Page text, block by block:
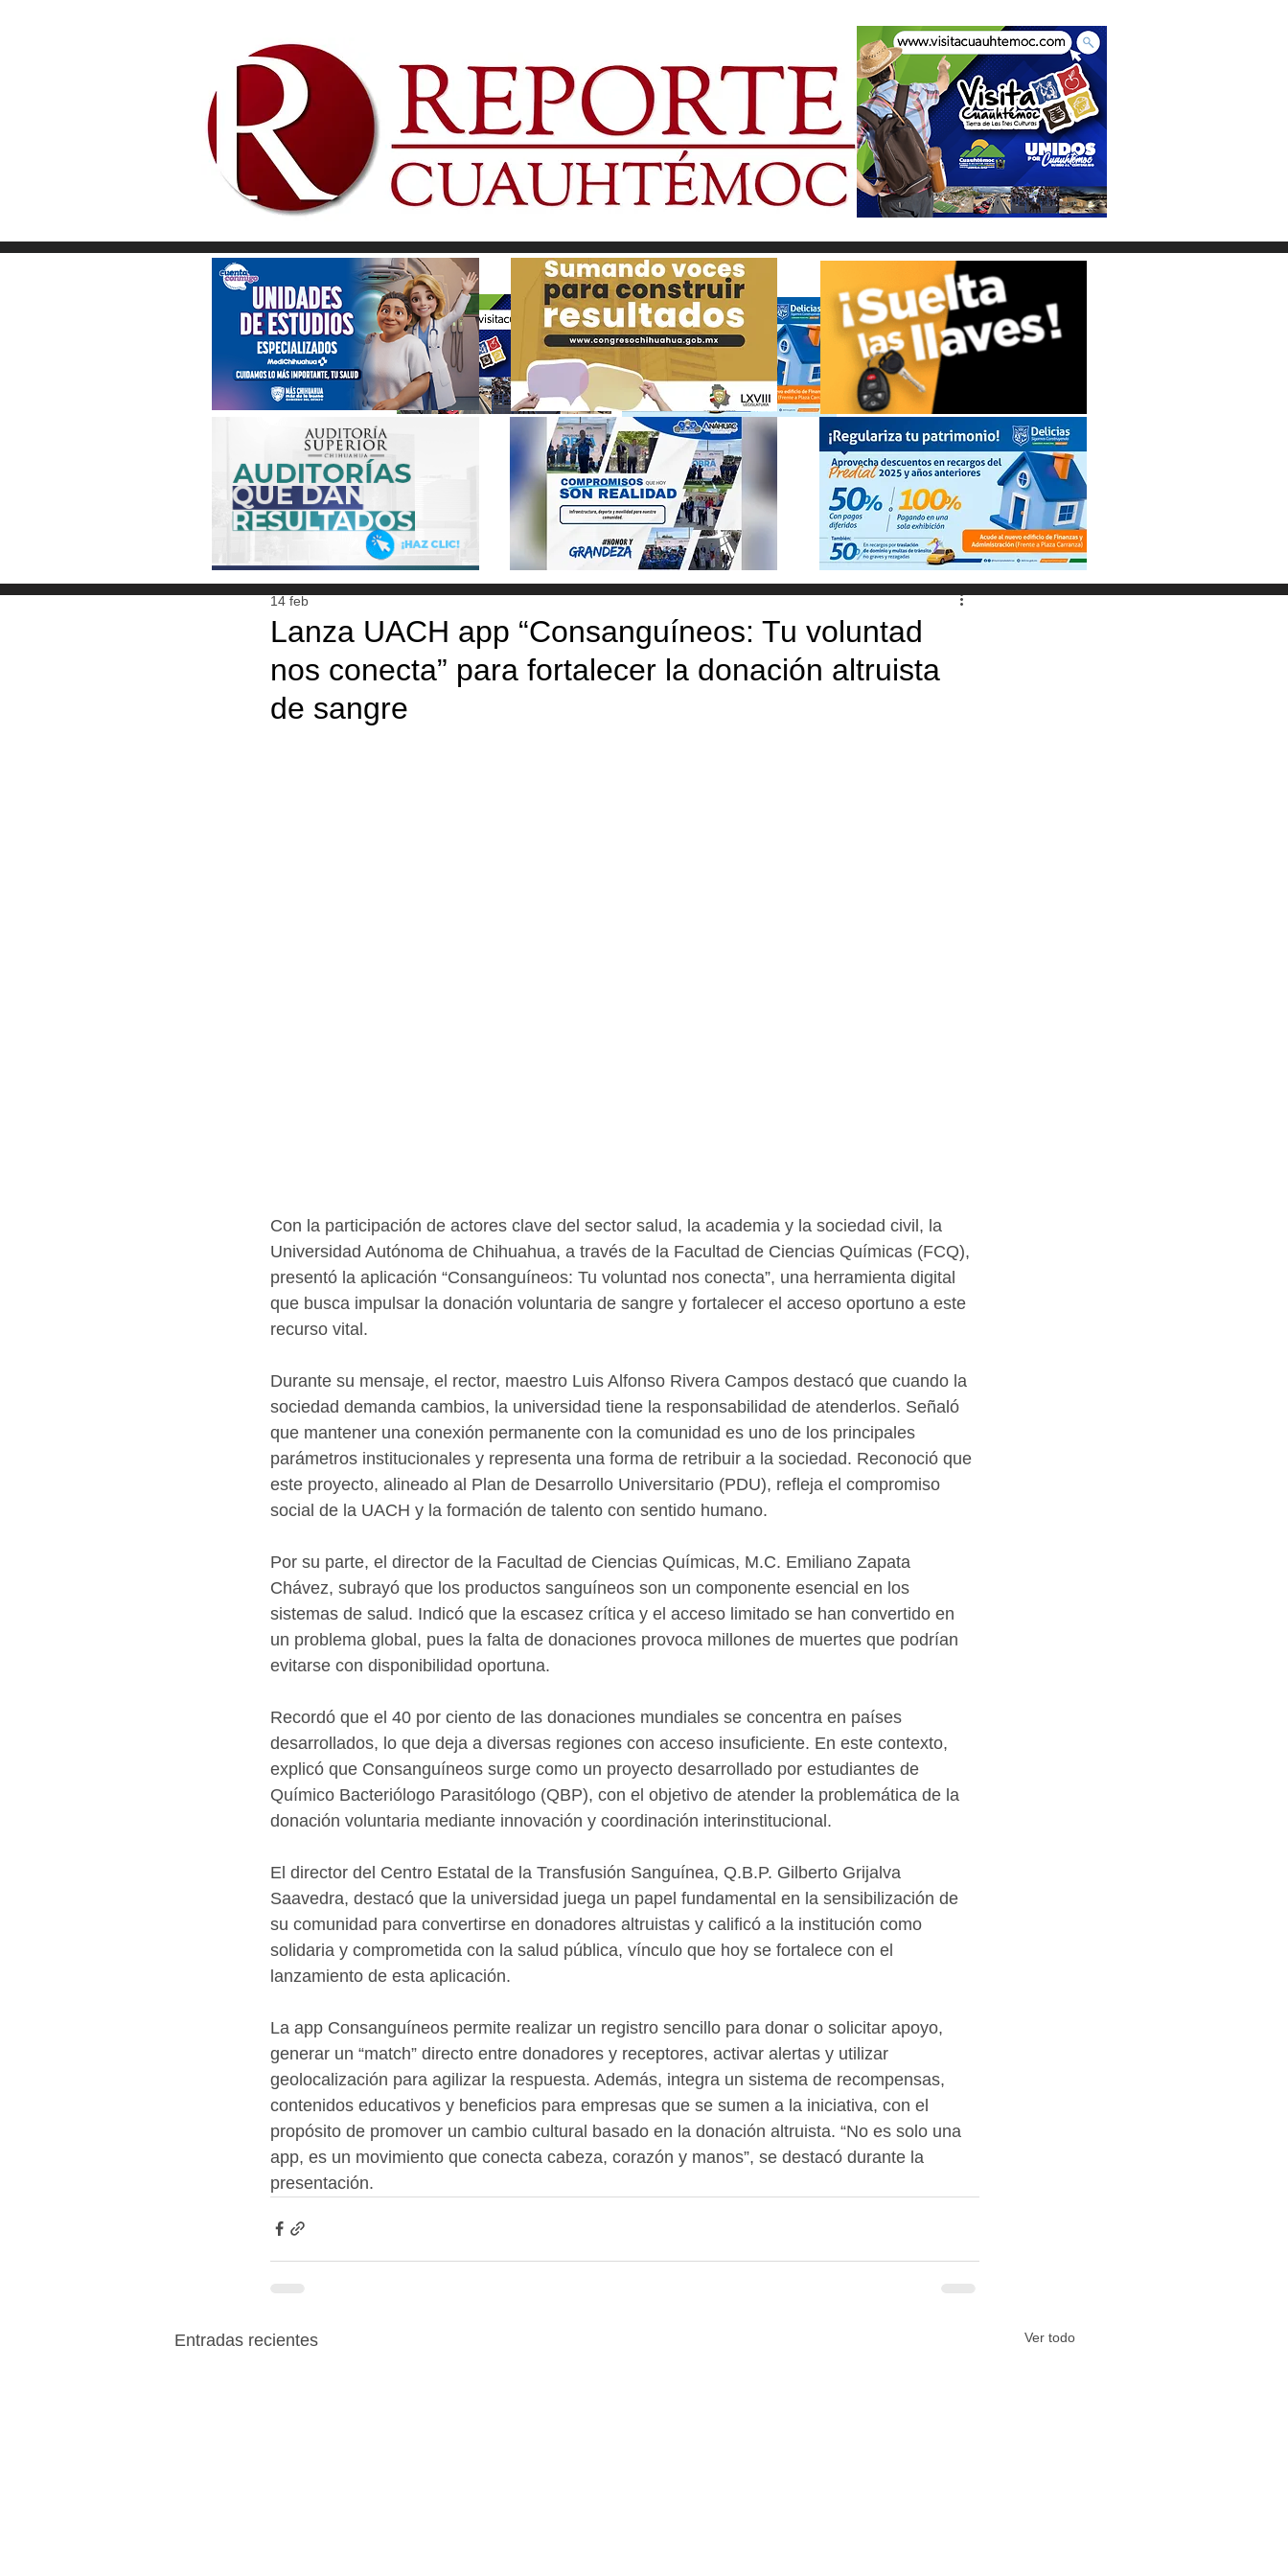
Lanza UACH app “Consanguíneos: Tu voluntad
nos conecta” para fortalecer la donación altruista
de sangre
14 feb
Con la participación de actores clave del sector salud, la academia y la sociedad civil, la
Universidad Autónoma de Chihuahua, a través de la Facultad de Ciencias Químicas (FCQ),
presentó la aplicación “Consanguíneos: Tu voluntad nos conecta”, una herramienta digital
que busca impulsar la donación voluntaria de sangre y fortalecer el acceso oportuno a este
recurso vital.
Durante su mensaje, el rector, maestro Luis Alfonso Rivera Campos destacó que cuando la
sociedad demanda cambios, la universidad tiene la responsabilidad de atenderlos. Señaló
que mantener una conexión permanente con la comunidad es uno de los principales
parámetros institucionales y representa una forma de retribuir a la sociedad. Reconoció que
este proyecto, alineado al Plan de Desarrollo Universitario (PDU), refleja el compromiso
social de la UACH y la formación de talento con sentido humano.
Por su parte, el director de la Facultad de Ciencias Químicas, M.C. Emiliano Zapata
Chávez, subrayó que los productos sanguíneos son un componente esencial en los
sistemas de salud. Indicó que la escasez crítica y el acceso limitado se han convertido en
un problema global, pues la falta de donaciones provoca millones de muertes que podrían
evitarse con disponibilidad oportuna.
Recordó que el 40 por ciento de las donaciones mundiales se concentra en países
desarrollados, lo que deja a diversas regiones con acceso insuficiente. En este contexto,
explicó que Consanguíneos surge como un proyecto desarrollado por estudiantes de
Químico Bacteriólogo Parasitólogo (QBP), con el objetivo de atender la problemática de la
donación voluntaria mediante innovación y coordinación interinstitucional.
El director del Centro Estatal de la Transfusión Sanguínea, Q.B.P. Gilberto Grijalva
Saavedra, destacó que la universidad juega un papel fundamental en la sensibilización de
su comunidad para convertirse en donadores altruistas y calificó a la institución como
solidaria y comprometida con la salud pública, vínculo que hoy se fortalece con el
lanzamiento de esta aplicación.
La app Consanguíneos permite realizar un registro sencillo para donar o solicitar apoyo,
generar un “match” directo entre donadores y receptores, activar alertas y utilizar
geolocalización para agilizar la respuesta. Además, integra un sistema de recompensas,
contenidos educativos y beneficios para empresas que se sumen a la iniciativa, con el
propósito de promover un cambio cultural basado en la donación altruista. “No es solo una
app, es un movimiento que conecta cabeza, corazón y manos”, se destacó durante la
presentación.
Entradas recientes Ver todo